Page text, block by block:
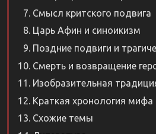
Смысл критского подвига
Царь Афин и синоикизм
Поздние подвиги и
Смерть и возвращение
Изобразительная
Краткая хронология мифа
Схожие темы